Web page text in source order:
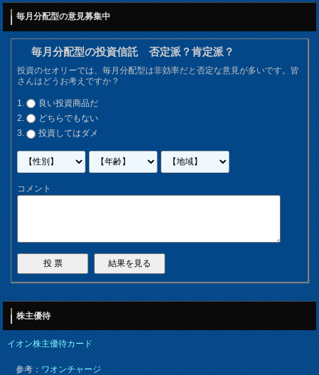
毎月分配型の意見募集中
毎月分配型の投資信託 否定派？肯定派？
投資のセオリーでは、毎月分配型は非効率だと否定な意見が多いです。皆
さんはどうお考えですか？
良い投資商品だ
どちらでもない
投資してはダメ
コメント
株主優待
イオン株主優待カード
参考：ワオンチャージ